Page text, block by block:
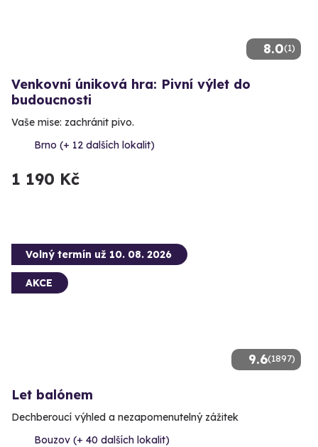
8.0(1)
Venkovní úniková hra: Pivní výlet do
budoucnosti
Vaše mise: zachránit pivo.
Brno (+ 12 dalších lokalit)
1 190 Kč
9.6(1897)
Volný termín už 10. 08. 2026
AKCE
Let balónem
Dechberoucí výhled a nezapomenutelný zážitek
Bouzov (+ 40 dalších lokalit)